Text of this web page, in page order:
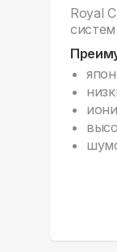
Royal